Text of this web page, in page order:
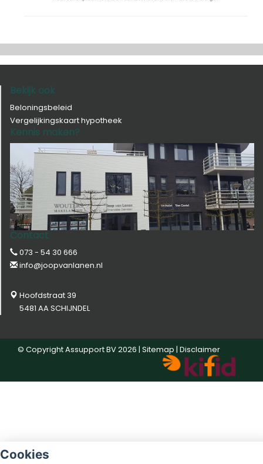
Cookies
Bekijk ook
Beloningsbeleid
Vergelijkingskaart hypotheek
Kennis maken?
Contact
073 - 54 30 666
info@joopvanlanen.nl
Hoofdstraat 39
5481 AA SCHIJNDEL
© CopyrightAssupport BV2026 | Sitemap | Disclaimer